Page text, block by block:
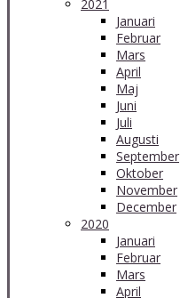
2021
Januari
Februar
Mars
April
Maj
Juni
Juli
Augusti
September
Oktober
November
December
2020
Januari
Februar
Mars
April